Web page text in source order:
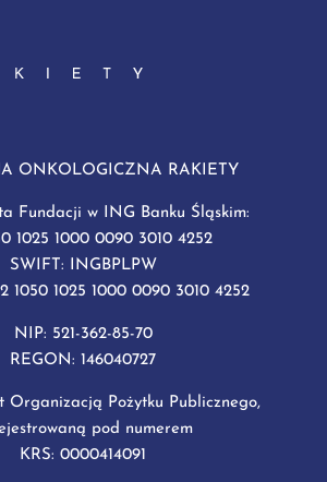
ONKOLOGICZNA RAKIETY
Fundacji w ING Banku Śląskim:
1025 1000 0090 3010 4252
SWIFT: INGBPLPW
1050 1025 1000 0090 3010 4252
NIP: 521-362-85-70
REGON: 146040727
Organizacją Pożytku Publicznego,
pod numerem
KRS: 0000414091